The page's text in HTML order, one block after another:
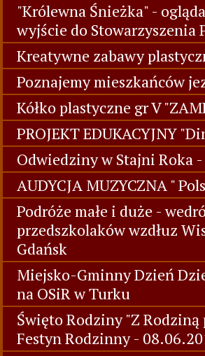
"Królewna Śnieżka" -
wyjście do Stowarzyszenia
Kreatywne zabawy
Poznajemy mieszkańców
Kółko plastyczne gr V
PROJEKT EDUKACYJNY
Odwiedziny w Stajni Roka
AUDYCJA MUZYCZNA "
Podróże małe i duże -
przedszkolaków wzdłuz
Gdańsk
Miejsko-Gminny Dzień
na OSiR w Turku
Święto Rodziny "Z Rodziną
Festyn Rodzinny -